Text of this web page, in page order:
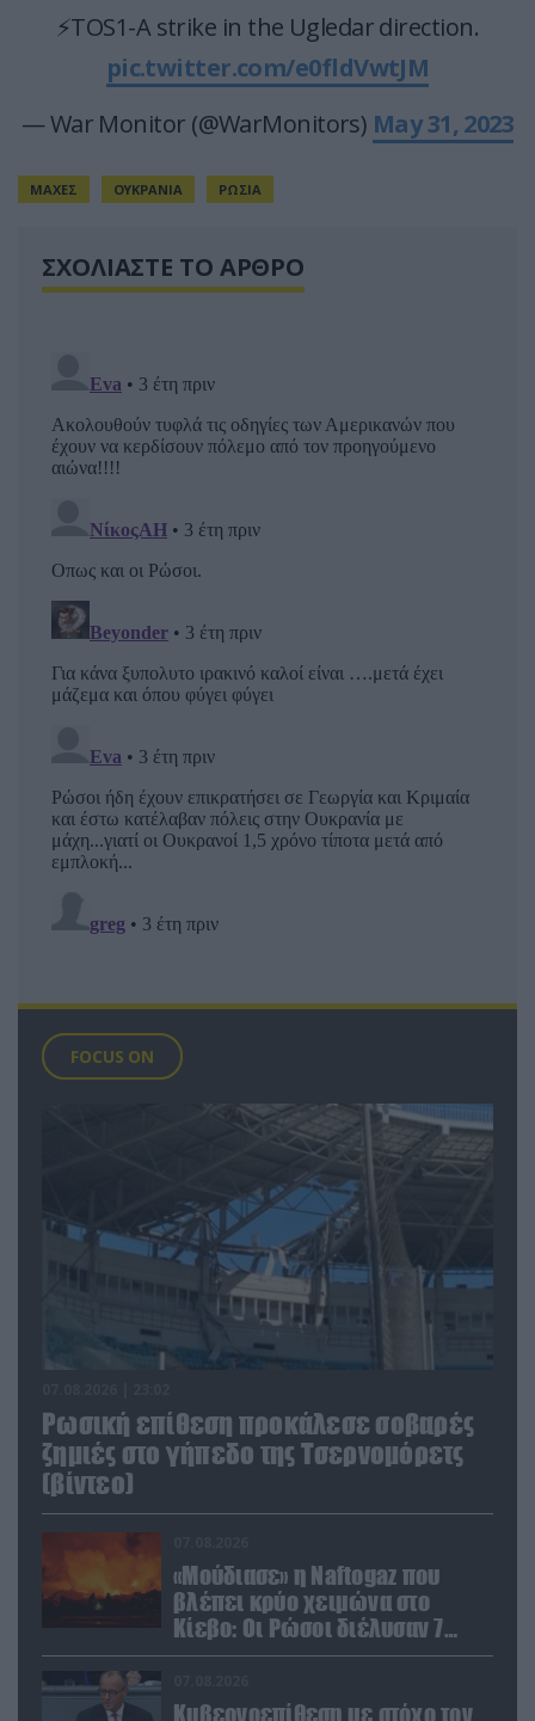
⚡️TOS1-A strike in the Ugledar direction.
pic.twitter.com/e0fldVwtJM
— War Monitor (@WarMonitors) May 31, 2023
ΜΑΧΕΣ ΟΥΚΡΑΝΙΑ ΡΩΣΙΑ
ΣΧΟΛΙΑΣΤΕ ΤΟ ΑΡΘΡΟ
FOCUS ON
Ρωσική επίθεση προκάλεσε σοβαρές
ζημιές στο γήπεδο της Τσερνομόρετς
(βίντεο)
«Μούδιασε» η Naftogaz που
βλέπει κρύο χειμώνα στο
Κίεβο: Οι Ρώσοι διέλυσαν 7
εγκαταστάσεις του ουκρανικού
Κυβερνοεπίθεση με στόχο τον